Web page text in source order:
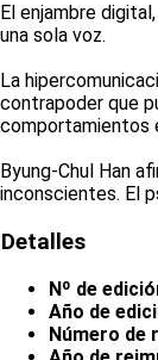
El enjambre
una sola voz.
La
contrapoder que
comportamientos
Byung-Chul Han
inconscientes. El
Detalles
Nº de
Año de
Número de